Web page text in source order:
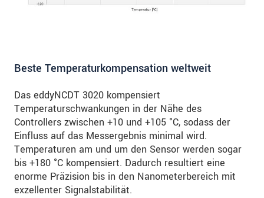
Beste Temperaturkompensation weltweit
Das eddyNCDT 3020 kompensiert
Temperaturschwankungen in der Nähe des
Controllers zwischen +10 und +105 °C, sodass der
Einfluss auf das Messergebnis minimal wird.
Temperaturen am und um den Sensor werden sogar
bis +180 °C kompensiert. Dadurch resultiert eine
enorme Präzision bis in den Nanometerbereich mit
exzellenter Signalstabilität.